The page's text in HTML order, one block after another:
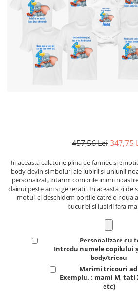
457,56 Lei347,75
In aceasta calatorie plina de farmec si
body devin simboluri ale iubirii si uniunii
personalizat, intarim comorile inimii
dainui peste ani si generatii. In aceasta zi de
motul, ci deschidem portile catre o noua
bucuriei si iubirii fara
Personalizare cu
Introdu numele copilului
body/tricou
Marimi tricouri
Exemplu. : mami M, tati
etc)